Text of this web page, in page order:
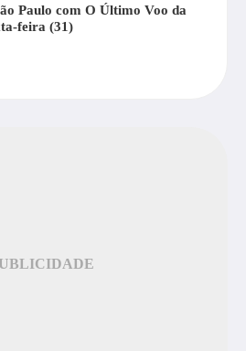
Paulo com O Último Voo da
feira (31)